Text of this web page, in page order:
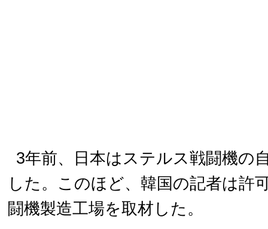
3年前、日本はステルス戦闘機の
した。このほど、韓国の記者は許
闘機製造工場を取材した。